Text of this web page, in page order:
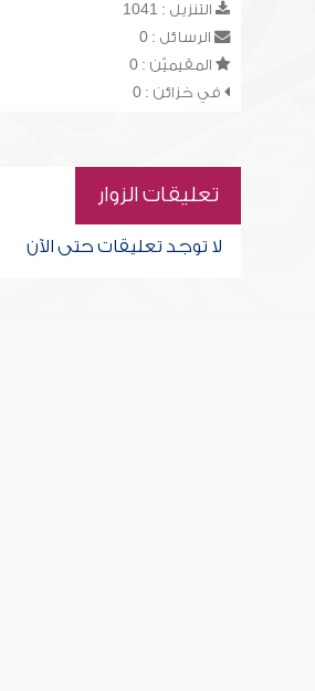
التنزيل : 1041
الرسائل : 0
المقيميّن : 0
في خزائن : 0
تعليقات الزوار
لا توجد تعليقات حتى الآن